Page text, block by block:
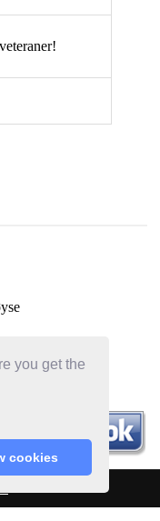
you get the
cookies